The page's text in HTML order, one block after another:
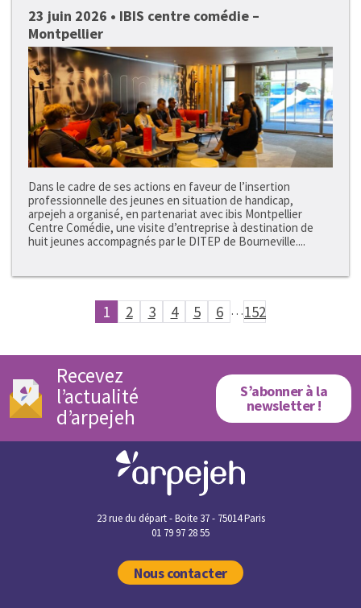
23 juin 2026 • IBIS centre comédie –
Montpellier
Dans le cadre de ses actions en faveur de l’insertion
professionnelle des jeunes en situation de handicap,
arpejeh a organisé, en partenariat avec ibis Montpellier
Centre Comédie, une visite d’entreprise à destination de
huit jeunes accompagnés par le DITEP de Bourneville....
1 2 3 4 5 6 …152
Recevez
l’actualité
d’arpejeh
S’abonner à la
newsletter !
23 rue du départ - Boite 37 - 75014 Paris
01 79 97 28 55
Nous contacter